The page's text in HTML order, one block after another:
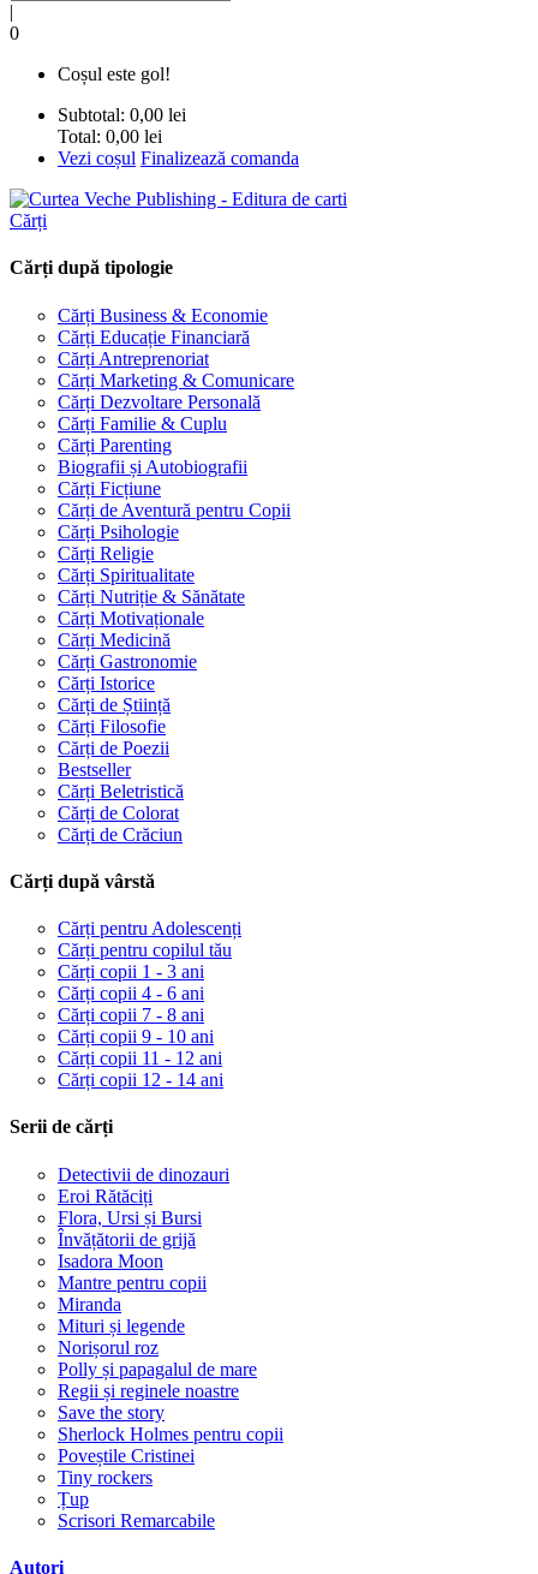
|
0
Coșul este gol!
Subtotal: 0,00 lei
Total: 0,00 lei
Vezi coșul Finalizează comanda
Cărți
Cărți după tipologie
Cărți Business & Economie
Cărți Educație Financiară
Cărți Antreprenoriat
Cărți Marketing & Comunicare
Cărți Dezvoltare Personală
Cărți Familie & Cuplu
Cărți Parenting
Biografii și Autobiografii
Cărți Ficțiune
Cărți de Aventură pentru Copii
Cărți Psihologie
Cărți Religie
Cărți Spiritualitate
Cărți Nutriție & Sănătate
Cărți Motivaționale
Cărți Medicină
Cărți Gastronomie
Cărți Istorice
Cărți de Știință
Cărți Filosofie
Cărți de Poezii
Bestseller
Cărți Beletristică
Cărți de Colorat
Cărți de Crăciun
Cărți după vârstă
Cărți pentru Adolescenți
Cărți pentru copilul tău
Cărți copii 1 - 3 ani
Cărți copii 4 - 6 ani
Cărți copii 7 - 8 ani
Cărți copii 9 - 10 ani
Cărți copii 11 - 12 ani
Cărți copii 12 - 14 ani
Serii de cărți
Detectivii de dinozauri
Eroi Rătăciți
Flora, Ursi și Bursi
Învățătorii de grijă
Isadora Moon
Mantre pentru copii
Miranda
Mituri și legende
Norișorul roz
Polly și papagalul de mare
Regii și reginele noastre
Save the story
Sherlock Holmes pentru copii
Poveștile Cristinei
Tiny rockers
Țup
Scrisori Remarcabile
Autori